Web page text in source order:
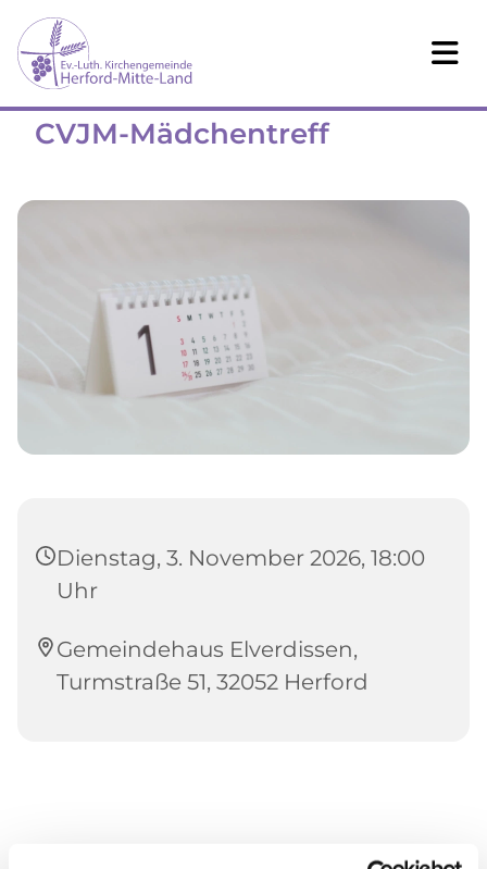
CVJM-Mädchentreff
Dienstag, 3. November 2026, 18:00
Uhr
Gemeindehaus Elverdissen,
Turmstraße 51, 32052 Herford